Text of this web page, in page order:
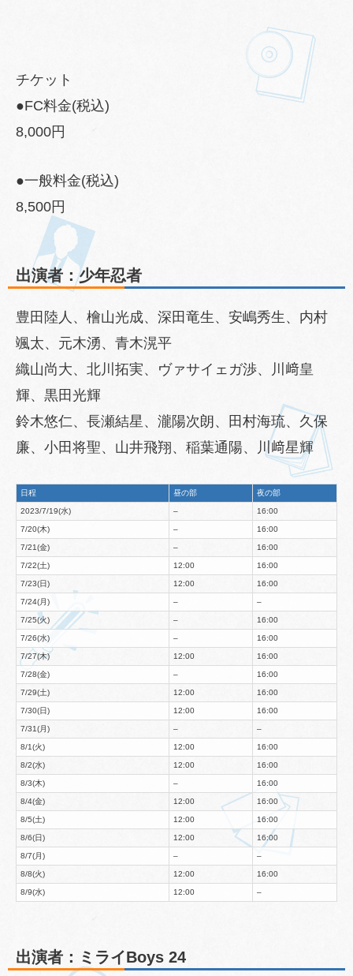
チケット
●FC料金(税込)
8,000円
●一般料金(税込)
8,500円
出演者：少年忍者
豊田陸人、檜山光成、深田竜生、安嶋秀生、内村
颯太、元木湧、青木滉平
織山尚大、北川拓実、ヴァサイェガ渉、川﨑皇
輝、黒田光輝
鈴木悠仁、長瀬結星、瀧陽次朗、田村海琉、久保
廉、小田将聖、山井飛翔、稲葉通陽、川﨑星輝
日程 昼の部 夜の部
2023/7/19(水) – 16:00
7/20(木) – 16:00
7/21(金) – 16:00
7/22(土) 12:00 16:00
7/23(日) 12:00 16:00
7/24(月) – –
7/25(火) – 16:00
7/26(水) – 16:00
7/27(木) 12:00 16:00
7/28(金) – 16:00
7/29(土) 12:00 16:00
7/30(日) 12:00 16:00
7/31(月) – –
8/1(火) 12:00 16:00
8/2(水) 12:00 16:00
8/3(木) – 16:00
8/4(金) 12:00 16:00
8/5(土) 12:00 16:00
8/6(日) 12:00 16:00
8/7(月) – –
8/8(火) 12:00 16:00
8/9(水) 12:00 –
出演者：ミライBoys 24